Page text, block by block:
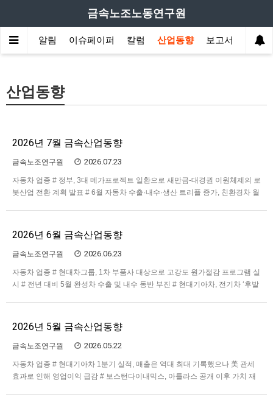
금속노조노동연구원
소개 알림 이슈페이퍼 칼럼 산업동향 보고서
산업동향
2026년 7월 금속산업동향
금속노조연구원 2026.07.23
자동차 업종 # 정부, 3대 메가프로젝트 일환으로 새만금-대경권 이원체제의 로
봇산업 전환 계획 발표 # 6월 자동차 수출·내수·생산 트리플 증가, 친환경차 월
# 이차전지 소부장 및 리사이클링 업계의…
2026년 6월 금속산업동향
금속노조연구원 2026.06.23
자동차 업종 # 현대차그룹, 1차 부품사 대상으로 고강도 원가절감 프로그램 실
시 # 전년 대비 5월 완성차 수출 및 내수 동반 부진 # 현대기아차, 전기차 ‘후발
속 방산·해외 조선거점 확대 전기전자…
2026년 5월 금속산업동향
금속노조연구원 2026.05.22
자동차 업종 # 현대기아차 1분기 실적, 매출은 역대 최대 기록했으나 美 관세
효과로 인해 영업이익 급감 # 보스턴다이내믹스, 아틀라스 공개 이후 가치 재